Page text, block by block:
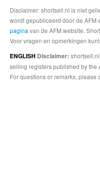
Disclaimer: shortsell.nl is niet
wordt gepubliceerd door de AFM
pagina van de AFM website.
Voor vragen en opmerkingen
ENGLISH Disclaimer:
selling registers published by the
For questions or remarks, please